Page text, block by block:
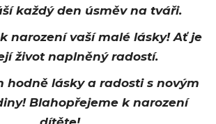
každý den úsměv na tváři.
narození vaší malé lásky! Ať je
život naplněný radostí.
hodně lásky a radosti s novým
Blahopřejeme k narození